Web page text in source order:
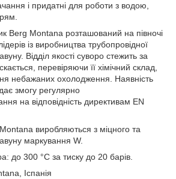
і придатні для роботи з водою,
Berg Montana розташований на півночі
із виробництва трубопровідної
Відділ якості суворо стежить за
перевіряючи її хімічний склад,
небажаних охолодження. Наявність
змогу регулярно
на відповідність директивам EN
виробляються з міцного та
маркування W.
до 300 °C за тиску до 20 барів.
Іспанія